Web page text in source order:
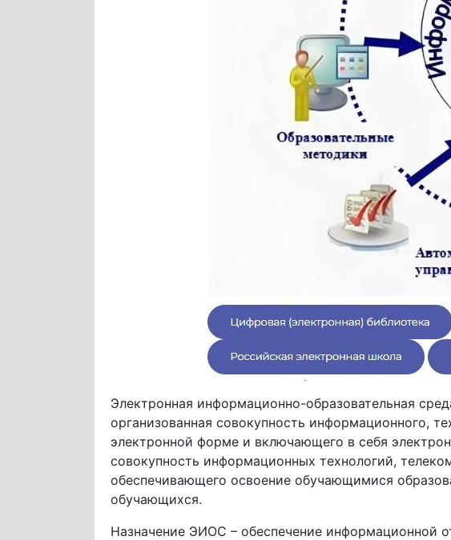
Электронная информационно-образовательная
организованная совокупность информационного,
электронной форме и включающего в себя
совокупность информационных технологий,
обеспечивающего освоение обучающимися
обучающихся.
Назначение ЭИОС – обеспечение информационной